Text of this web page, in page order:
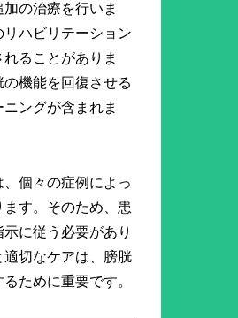
の治療を行いま
ハビリテーション
ることがありま
機能を回復させる
ングが含まれま
個々の症例によっ
す。そのため、患
に従う必要があり
適切なケアは、膀胱
ために重要です。